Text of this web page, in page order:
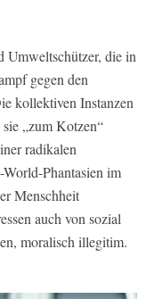
Umweltschützer, die in
gegen den
kollektiven Instanzen
„zum Kotzen“
radikalen
Phantasien im
Menschheit
auch von sozial
moralisch illegitim.